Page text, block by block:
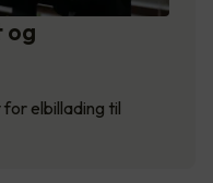
og
elbillading til